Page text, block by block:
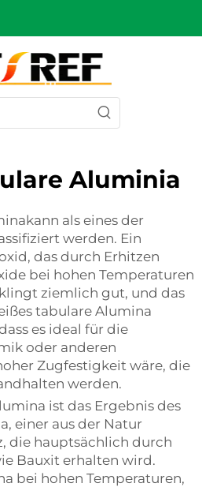
Aluminia
als eines der
werden. Ein
das durch Erhitzen
bei hohen Temperaturen
ziemlich gut, und das
tabulare Alumina
es ideal für die
oder anderen
Zugfestigkeit wäre, die
werden.
ist das Ergebnis des
einer aus der Natur
die hauptsächlich durch
Bauxit erhalten wird.
bei hohen Temperaturen,